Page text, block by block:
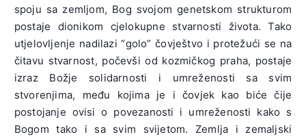
spoju sa zemljom, Bog svojom genetskom strukturom
postaje dionikom cjelokupne stvarnosti života. Tako
utjelovljenje nadilazi “golo” čovještvo i protežući se na
čitavu stvarnost, počevši od kozmičkog praha, postaje
izraz Božje solidarnosti i umreženosti sa svim
stvorenjima, među kojima je i čovjek kao biće čije
postojanje ovisi o povezanosti i umreženosti kako s
Bogom tako i sa svim svijetom. Zemlja i zemaljski